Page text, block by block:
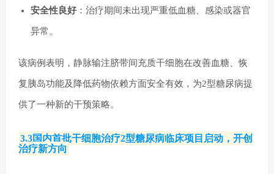
安全性良好：治疗期间未出现严重低血糖、感染或器官
异常。
该病例表明，静脉输注脐带间充质干细胞在改善血糖、恢
复胰岛功能及降低药物依赖方面安全有效，为2型糖尿病提
供了一种新的干预策略。
3.3国内首批干细胞治疗2型糖尿病临床项目启动，开创
治疗新方向